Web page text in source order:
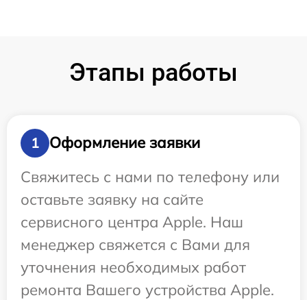
Этапы работы
1
Оформление заявки
Свяжитесь с нами по телефону или
оставьте заявку на сайте
сервисного центра Apple. Наш
менеджер свяжется с Вами для
уточнения необходимых работ
ремонта Вашего устройства Apple.